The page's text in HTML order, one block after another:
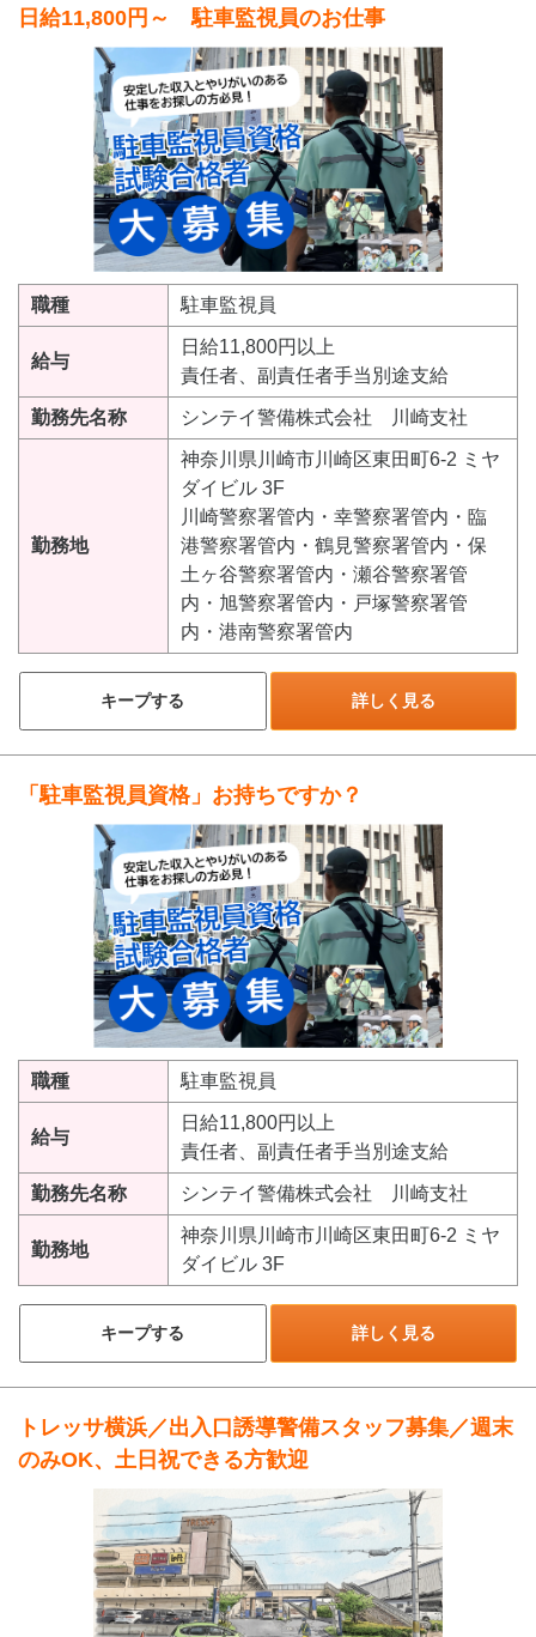
日給11,800円～ 駐車監視員のお仕事
職種 駐車監視員
給与
日給11,800円以上
責任者、副責任者手当別途支給
勤務先名称 シンテイ警備株式会社 川崎支社
勤務地
神奈川県川崎市川崎区東田町6-2 ミヤ
ダイビル 3F
川崎警察署管内・幸警察署管内・臨
港警察署管内・鶴見警察署管内・保
土ヶ谷警察署管内・瀬谷警察署管
内・旭警察署管内・戸塚警察署管
内・港南警察署管内
キープする 詳しく見る
「駐車監視員資格」お持ちですか？
職種 駐車監視員
給与
日給11,800円以上
責任者、副責任者手当別途支給
勤務先名称 シンテイ警備株式会社 川崎支社
勤務地
神奈川県川崎市川崎区東田町6-2 ミヤ
ダイビル 3F
キープする 詳しく見る
トレッサ横浜／出入口誘導警備スタッフ募集／週末
のみOK、土日祝できる方歓迎